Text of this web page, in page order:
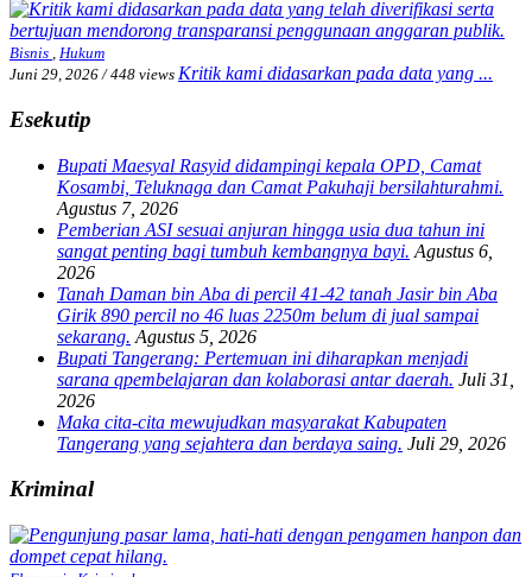
Bisnis , Hukum
Juni 29, 2026 / 448 views Kritik kami didasarkan pada data yang ...
Esekutip
Bupati Maesyal Rasyid didampingi kepala OPD, Camat
Kosambi, Teluknaga dan Camat Pakuhaji bersilahturahmi.
Agustus 7, 2026
Pemberian ASI sesuai anjuran hingga usia dua tahun ini
sangat penting bagi tumbuh kembangnya bayi. Agustus 6,
2026
Tanah Daman bin Aba di percil 41-42 tanah Jasir bin Aba
Girik 890 percil no 46 luas 2250m belum di jual sampai
sekarang. Agustus 5, 2026
Bupati Tangerang: Pertemuan ini diharapkan menjadi
sarana qpembelajaran dan kolaborasi antar daerah. Juli 31,
2026
Maka cita-cita mewujudkan masyarakat Kabupaten
Tangerang yang sejahtera dan berdaya saing. Juli 29, 2026
Kriminal